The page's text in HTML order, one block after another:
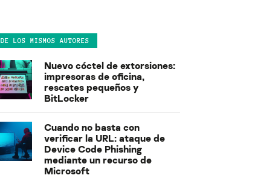
DE LOS MISMOS AUTORES
Nuevo cóctel de extorsiones:
impresoras de oficina,
rescates pequeños y
BitLocker
Cuando no basta con
verificar la URL: ataque de
Device Code Phishing
mediante un recurso de
Microsoft